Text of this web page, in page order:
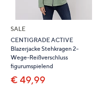
SALE
CENTIGRADE ACTIVE
Blazerjacke Stehkragen 2-
Wege-Reißverschluss
figurumspielend
€ 49,99